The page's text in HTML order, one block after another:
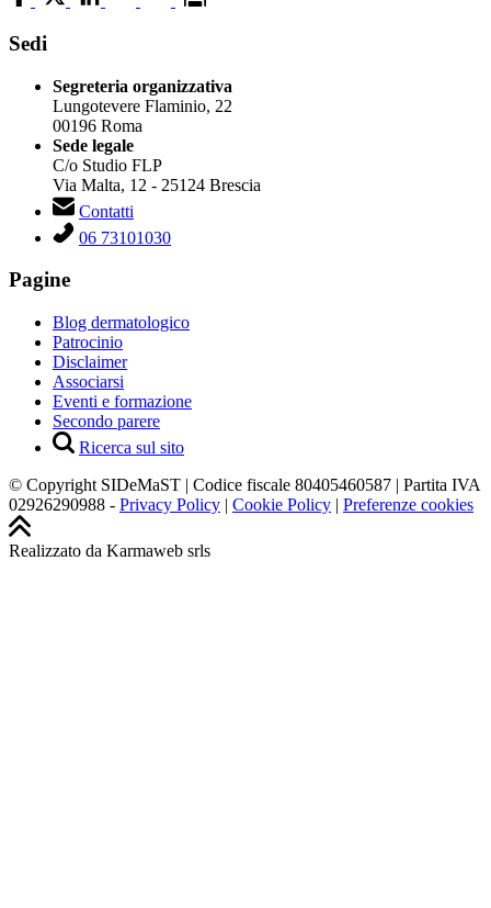
Sedi
Segreteria organizzativa
Lungotevere Flaminio, 22
00196 Roma
Sede legale
C/o Studio FLP
Via Malta, 12 - 25124 Brescia
Contatti
06 73101030
Pagine
Blog dermatologico
Patrocinio
Disclaimer
Associarsi
Eventi e formazione
Secondo parere
Ricerca sul sito
© Copyright SIDeMaST | Codice fiscale 80405460587 | Partita IVA
02926290988 - Privacy Policy | Cookie Policy | Preferenze cookies
Realizzato da Karmaweb srls